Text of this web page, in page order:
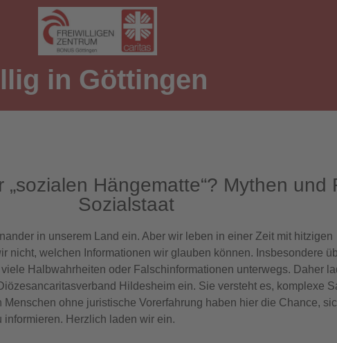
in Göttingen
Hängematte“? Mythen und
Sozialstaat
in unserem Land ein. Aber wir leben in einer Zeit mit hitzigen
nicht, welchen Informationen wir glauben können. Insbesondere
Halbwahrheiten oder Falschinformationen unterwegs. Daher
Hildesheim ein. Sie versteht es, komplexe
ohne juristische Vorerfahrung haben hier die Chance,
Herzlich laden wir ein.